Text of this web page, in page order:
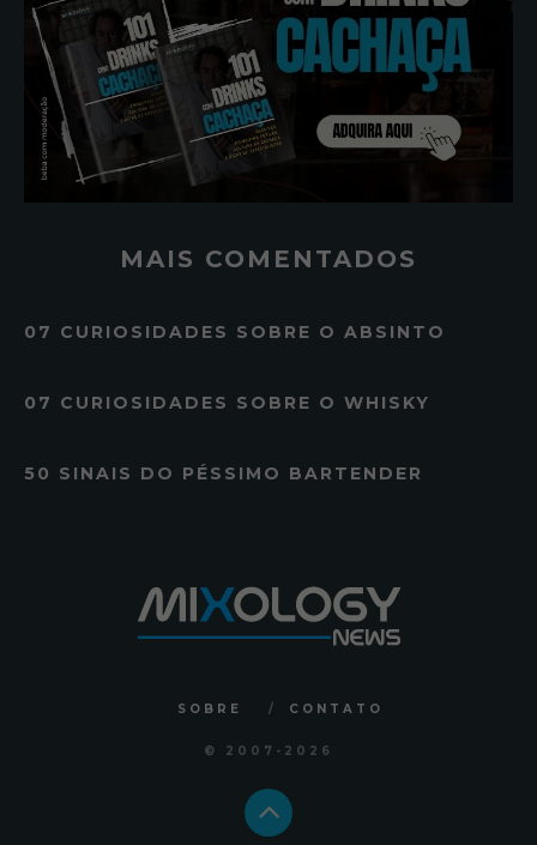
MAIS COMENTADOS
07 CURIOSIDADES SOBRE O ABSINTO
07 CURIOSIDADES SOBRE O WHISKY
50 SINAIS DO PÉSSIMO BARTENDER
SOBRE CONTATO
© 2007 -2026